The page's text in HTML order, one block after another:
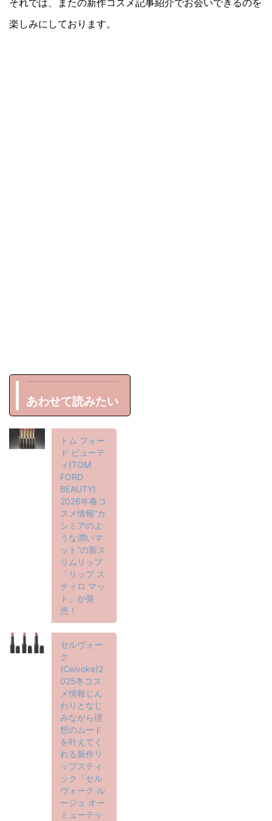
それでは、またの新作コスメ記事紹介でお会いできるのを
楽しみにしております。
あわせて読みたい
トム フォー
ド ビューテ
ィ(TOM
FORD
BEAUTY)
2026年春コ
スメ情報”カ
シミアのよ
うな潤いマ
ット”の新ス
リムリップ
「リップ ス
ティロ マッ
ト」が発
売！
セルヴォー
ク
(Celvoke)2
025冬コス
メ情報じん
わりとなじ
みながら理
想のムード
を叶えてく
れる新作リ
ップスティ
ック「セル
ヴォーク ル
ージュ オー
ミューテッ